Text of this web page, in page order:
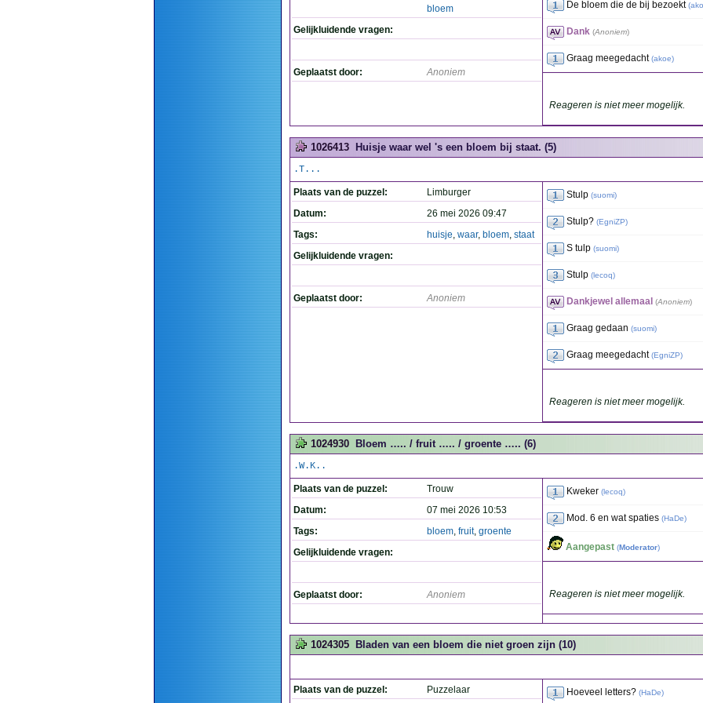
bloem
Gelijkluidende vragen:
Geplaatst door: Anoniem
De bloem die de bij bezoekt (
Dank (Anoniem)
Graag meegedacht (akoe)
Reageren is niet meer mogelijk.
1026413 Huisje waar wel 's een bloem bij staat. (5)
.T...
Plaats van de puzzel:
Limburger
Datum:
26 mei 2026 09:47
Tags:
huisje, waar, bloem, staat
Gelijkluidende vragen:
Geplaatst door: Anoniem
Stulp (suomi)
Stulp? (EgniZP)
S tulp (suomi)
Stulp (lecoq)
Dankjewel allemaal (Anoniem)
Graag gedaan (suomi)
Graag meegedacht (EgniZP)
Reageren is niet meer mogelijk.
1024930 Bloem ….. / fruit ….. / groente ….. (6)
.W.K..
Plaats van de puzzel:
Trouw
Datum:
07 mei 2026 10:53
Tags:
bloem, fruit, groente
Gelijkluidende vragen:
Geplaatst door: Anoniem
Kweker (lecoq)
Mod. 6 en wat spaties (HaDe)
Aangepast (Moderator)
Reageren is niet meer mogelijk.
1024305 Bladen van een bloem die niet groen zijn (10)
Plaats van de puzzel: Puzzelaar Hoeveel letters? (HaDe)